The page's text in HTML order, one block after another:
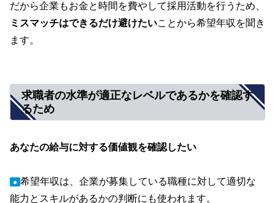
だから企業もお金と時間を費やして採用活動を行うため、
ミスマッチはできるだけ避けたいことから希望年収を聞き
ます。
求職者の水準が適正なレベルであるかを確認す
るため
あなたの給与に対する価値観を確認したい
● 希望年収は、企業が募集している職種に対して適切な
能力とスキルがあるかの判断にも使われます。